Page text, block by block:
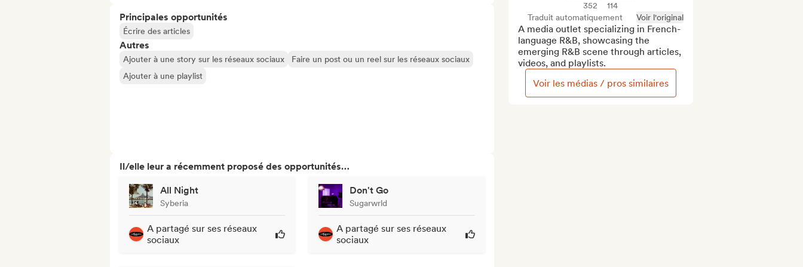
Principales opportunités
Écrire des articles
Autres
Ajouter à une story sur les réseaux sociaux
Faire un post ou un reel sur les réseaux sociaux
Ajouter à une playlist
Il/elle leur a récemment proposé des opportunités…
All Night
Syberia
A partagé sur ses réseaux
sociaux
Don't Go
Sugarwrld
A partagé sur ses réseaux
sociaux
352
114
Traduit automatiquement
Voir l'original
A media outlet specializing in French-
language R&B, showcasing the
emerging R&B scene through articles,
videos, and playlists.
Voir les médias / pros similaires